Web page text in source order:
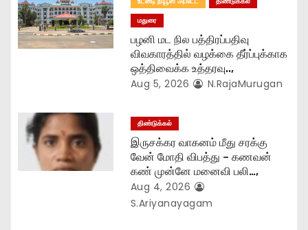
i
o
மதுரை
பழனி மட நில பத்திரப்பதிவு
விவகாரத்தில் வழக்கை தீர்ப்புக்காக
ஒத்திவைக்க உத்தரவு..,
Aug 5, 2026 N.RajaMurugan
திண்டுக்கல்
இருசக்கர வாகனம் மீது சரக்கு
வேன் மோதி விபத்து – கணவன்
கண் முன்னே மனைவி பலி…,
Aug 4, 2026
S.Ariyanayagam